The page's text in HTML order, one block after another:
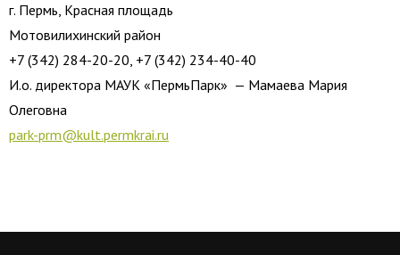
г. Пермь, Красная площадь
Мотовилихинский район
+7 (342) 284-20-20, +7 (342) 234-40-40
И.о. директора МАУК «ПермьПарк» — Мамаева Мария
Олеговна
park-prm@kult.permkrai.ru